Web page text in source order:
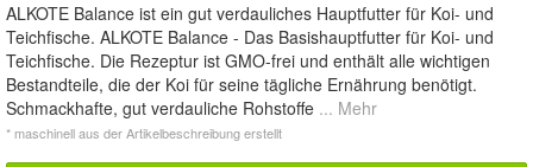
ALKOTE Balance ist ein gut verdauliches Hauptfutter für Koi- und
Teichfische. ALKOTE Balance - Das Basishauptfutter für Koi- und
Teichfische. Die Rezeptur ist GMO-frei und enthält alle wichtigen
Bestandteile, die der Koi für seine tägliche Ernährung benötigt.
Schmackhafte, gut verdauliche Rohstoffe ... Mehr
* maschinell aus der Artikelbeschreibung erstellt